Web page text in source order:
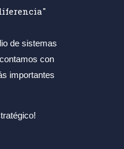
de sistemas
con
importantes